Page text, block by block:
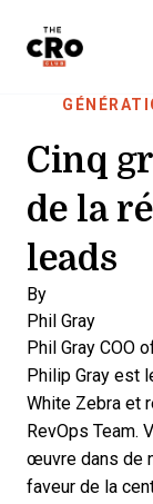
Skip to main
Cinq
de la
leads
By
Phil Gray
Phil Gray COO
Philip Gray est
White Zebra et
RevOps Team.
œuvre dans de
faveur de la